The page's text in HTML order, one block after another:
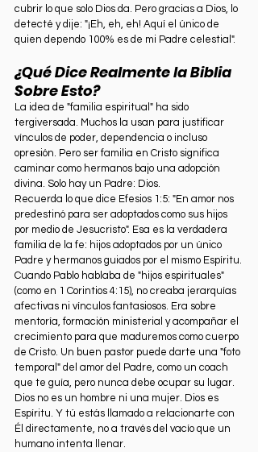
cubrir lo que solo Dios da. Pero gracias a Dios, lo
detecté y dije: "¡Eh, eh, eh! Aquí el único de
quien dependo 100% es de mi Padre celestial".
¿Qué Dice Realmente la Biblia
Sobre Esto?
La idea de "familia espiritual" ha sido
tergiversada. Muchos la usan para justificar
vínculos de poder, dependencia o incluso
opresión. Pero ser familia en Cristo significa
caminar como hermanos bajo una adopción
divina. Solo hay un Padre: Dios.
Recuerda lo que dice Efesios 1:5: "En amor nos
predestinó para ser adoptados como sus hijos
por medio de Jesucristo". Esa es la verdadera
familia de la fe: hijos adoptados por un único
Padre y hermanos guiados por el mismo Espíritu.
Cuando Pablo hablaba de "hijos espirituales"
(como en 1 Corintios 4:15), no creaba jerarquías
afectivas ni vínculos fantasiosos. Era sobre
mentoría, formación ministerial y acompañar el
crecimiento para que maduremos como cuerpo
de Cristo. Un buen pastor puede darte una "foto
temporal" del amor del Padre, como un coach
que te guía, pero nunca debe ocupar su lugar.
Dios no es un hombre ni una mujer. Dios es
Espíritu. Y tú estás llamado a relacionarte con
Él directamente, no a través del vacío que un
humano intenta llenar.